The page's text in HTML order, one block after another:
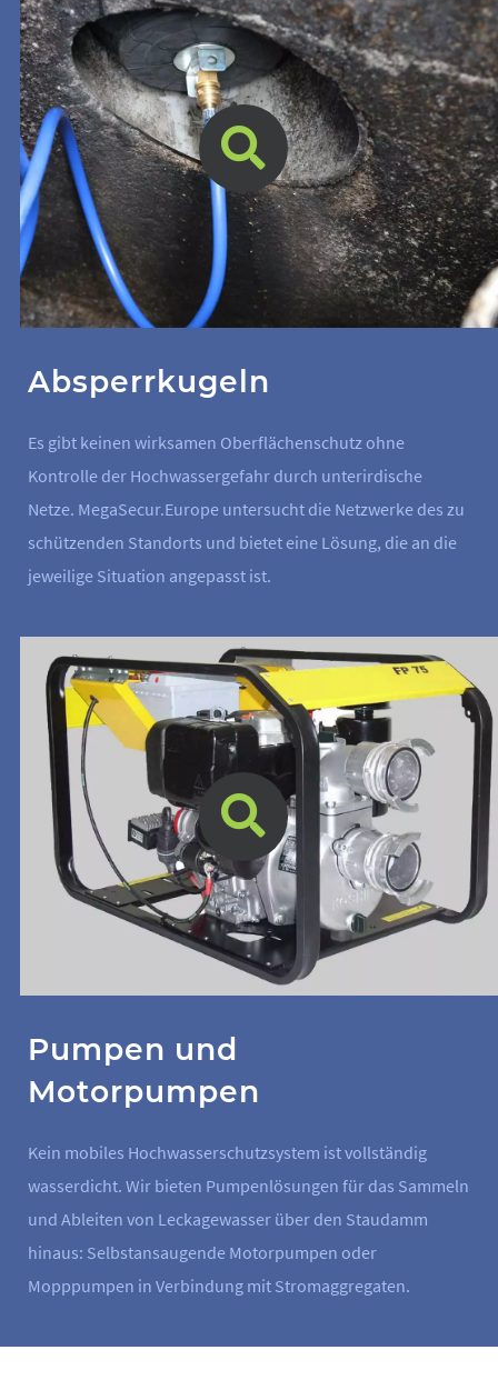
Absperrkugeln
Es gibt keinen wirksamen Oberflächenschutz ohne
Kontrolle der Hochwassergefahr durch unterirdische
Netze. MegaSecur.Europe untersucht die Netzwerke des zu
schützenden Standorts und bietet eine Lösung, die an die
jeweilige Situation angepasst ist.
Pumpen und
Motorpumpen
Kein mobiles Hochwasserschutzsystem ist vollständig
wasserdicht. Wir bieten Pumpenlösungen für das Sammeln
und Ableiten von Leckagewasser über den Staudamm
hinaus: Selbstansaugende Motorpumpen oder
Mopppumpen in Verbindung mit Stromaggregaten.